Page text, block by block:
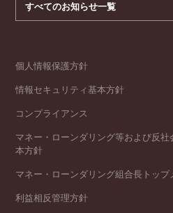
すべてのお知らせ一覧
個人情報保護方針
情報セキュリティ基本方針
コンプライアンス
マネー・ローンダリング等および反
本方針
マネー・ローンダリング組合長トップ
利益相反管理方針